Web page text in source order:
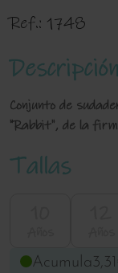
Ref.: 1748
Descripción
Conjunto de
"Rabbit", de la
Tallas
Acumula